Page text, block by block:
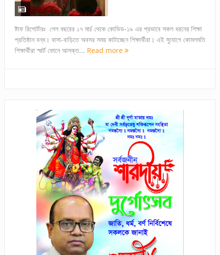
ষ্টাফ রিপোর্টারঃ গেল বছরের ১৭ মার্চ থেকে কোভিড-১৯ এর প্রভাবে সকল ধরনের শিক্ষা
প্রতিষ্ঠান বন্ধ। বাসা-বাড়িতে অবসর সময় কাটাচ্ছেন শিক্ষার্থীরা। এই সুযোগে কোমলমতি
শিক্ষার্থীরা স্মার্ট ফোনে আসক্ত... Read more